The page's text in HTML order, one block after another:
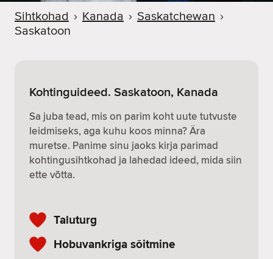
Sihtkohad › Kanada › Saskatchewan ›
Saskatoon
Kohtinguideed. Saskatoon, Kanada
Sa juba tead, mis on parim koht uute tutvuste
leidmiseks, aga kuhu koos minna? Ära
muretse. Panime sinu jaoks kirja parimad
kohtingusihtkohad ja lahedad ideed, mida siin
ette võtta.
Taluturg
Hobuvankriga sõitmine